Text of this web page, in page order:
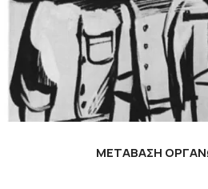
ΜΕΤΑΒΑΣΗ